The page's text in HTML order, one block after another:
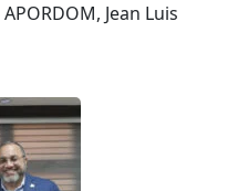
Jean Luis